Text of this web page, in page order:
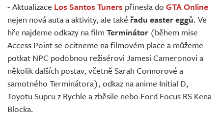
- Aktualizace Los Santos Tuners přinesla do GTA Online
nejen nová auta a aktivity, ale také řadu easter eggů. Ve
hře najdeme odkazy na film Terminátor (během mise
Access Point se ocitneme na filmovém place a můžeme
potkat NPC podobnou režisérovi Jamesi Cameronovi a
několik dalších postav, včetně Sarah Connorové a
samotného Terminátora), odkaz na anime Initial D,
Toyotu Supru z Rychle a zběsile nebo Ford Focus RS Kena
Blocka.